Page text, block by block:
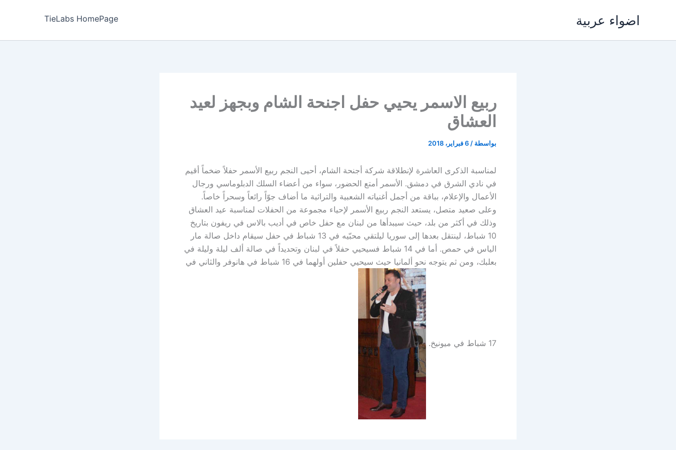
اضواء عربية TieLabs HomePage
ربيع الاسمر يحيي حفل اجنحة الشام وبجهز لعيد
العشاق
بواسطة / 6 فبراير، 2018
لمناسبة الذكرى العاشرة لإنطلاقة شركة أجنحة الشام، أحيى النجم ربيع الأسمر حفلاً ضخماً أقيم
في نادي الشرق في دمشق. الأسمر أمتع الحضور، سواء من أعضاء السلك الدبلوماسي ورجال
الأعمال والإعلام، بباقة من أجمل أغنياته الشعبية والتراثية ما أضاف جوّاً رائعاً وسحراً خاصاً.
وعلى صعيد متصل، يستعد النجم ربيع الأسمر لإحياء مجموعة من الحفلات لمناسبة عيد العشاق
وذلك في أكثر من بلد، حيث سيبدأها من لبنان مع حفل خاص في أديب بالاس في ريفون بتاريخ
10 شباط، لينتقل بعدها إلى سوريا ليلتقي محبّيه في 13 شباط في حفل سيقام داخل صالة مار
الياس في حمص. أما في 14 شباط فسيحيي حفلاً في لبنان وتحديداً في صالة ألف ليلة وليلة في
بعلبك، ومن ثم يتوجه نحو ألمانيا حيث سيحيي حفلين أولهما في 16 شباط في هانوفر والثاني في
17 شباط في ميونيخ.